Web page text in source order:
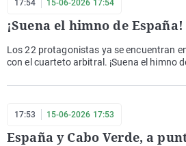
17:54 15-06-2026 17:54
¡Suena el himno de España!
Los 22 protagonistas ya se encuentran
con el cuarteto arbitral. ¡Suena el himno
17:53 15-06-2026 17:53
España y Cabo Verde, a